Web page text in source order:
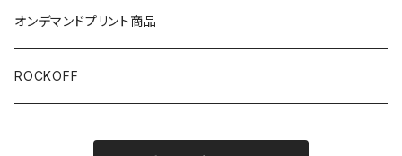
ブラック/グレー系
ホワイト
長袖
キッズ
オリジナルデザイン
スカルファミリー
映画Ｔシャツ
オンデマンドプリント商品
ROCKOFF